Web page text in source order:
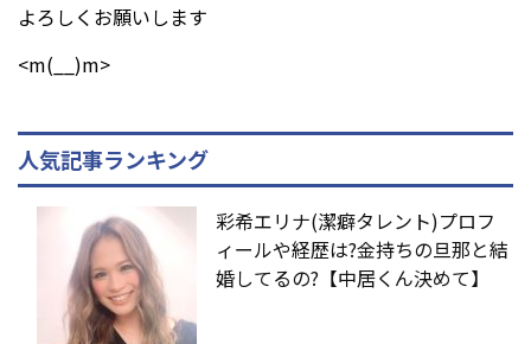
よろしくお願いします
<m(__)m>
人気記事ランキング
彩希エリナ(潔癖タレント)プロフ
ィールや経歴は?金持ちの旦那と結
婚してるの?【中居くん決めて】